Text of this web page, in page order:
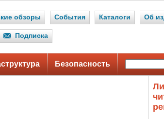
обзоры События Каталоги Об
Подписка
Безопасность